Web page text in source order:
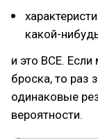
какой-
и это ВСЕ.
броска, то раз
одинаковые
вероятности.